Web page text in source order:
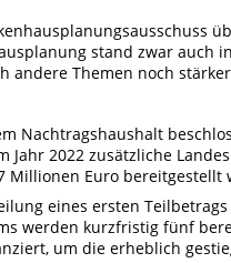
stand zwar auch
andere Themen noch
Nachtragshaushalt
Jahr 2022 zusätzliche
Millionen Euro bereitgestellt
eines ersten
werden kurzfristig fünf
um die erheblich